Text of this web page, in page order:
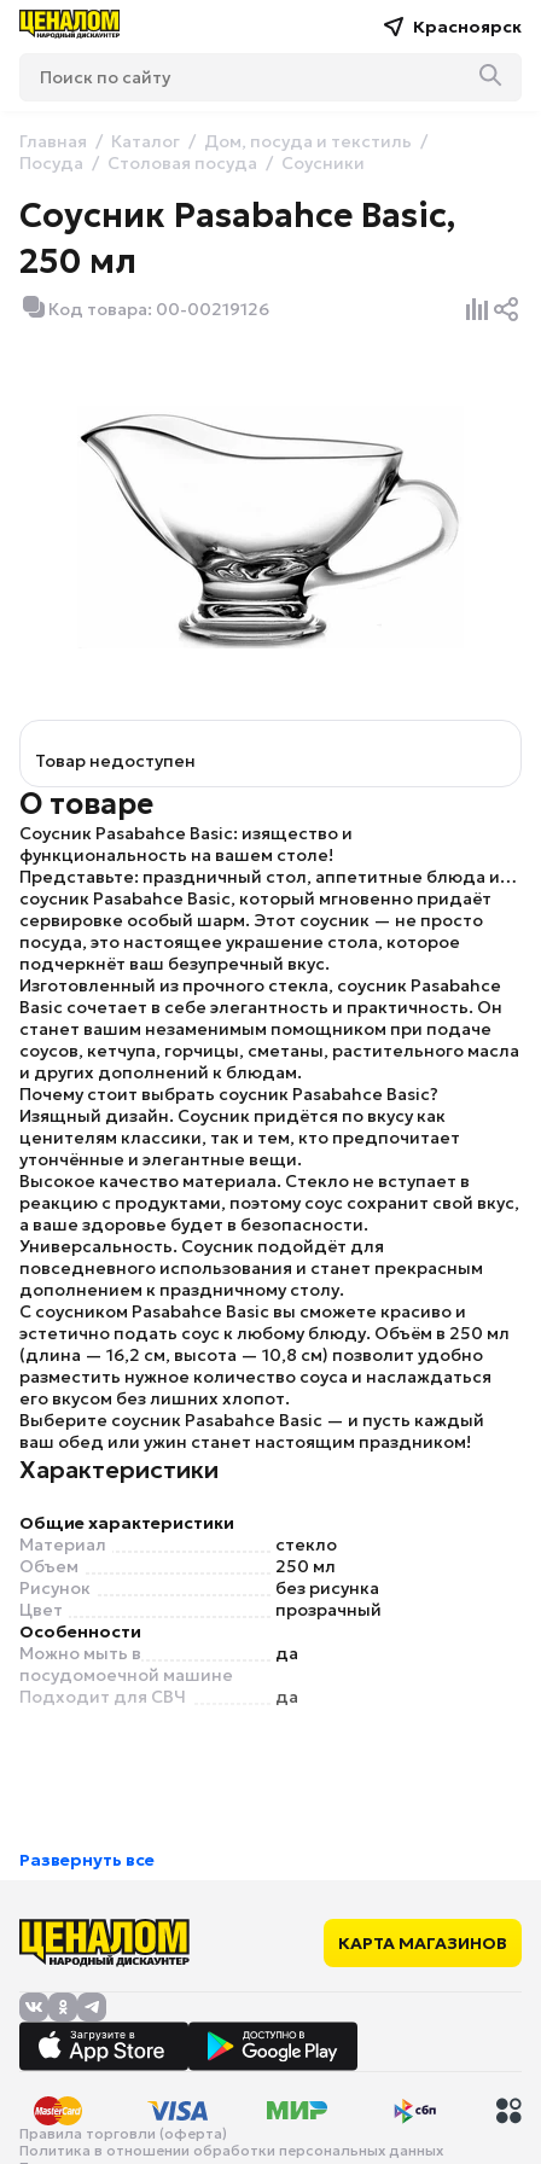
Красноярск
Главная Каталог
Дом, посуда и текстиль
Посуда
Столовая посуда Соусники
Соусник Pasabahce Basic,
250 мл
Код товара: 00-00219126
Товар недоступен
О товаре
Соусник Pasabahce Basic: изящество и
функциональность на вашем столе!
Представьте: праздничный стол, аппетитные блюда и…
соусник Pasabahce Basic, который мгновенно придаёт
сервировке особый шарм. Этот соусник — не просто
посуда, это настоящее украшение стола, которое
подчеркнёт ваш безупречный вкус.
Изготовленный из прочного стекла, соусник Pasabahce
Basic сочетает в себе элегантность и практичность. Он
станет вашим незаменимым помощником при подаче
соусов, кетчупа, горчицы, сметаны, растительного масла
и других дополнений к блюдам.
Почему стоит выбрать соусник Pasabahce Basic?
Изящный дизайн. Соусник придётся по вкусу как
ценителям классики, так и тем, кто предпочитает
утончённые и элегантные вещи.
Высокое качество материала. Стекло не вступает в
реакцию с продуктами, поэтому соус сохранит свой вкус,
а ваше здоровье будет в безопасности.
Универсальность. Соусник подойдёт для
повседневного использования и станет прекрасным
дополнением к праздничному столу.
С соусником Pasabahce Basic вы сможете красиво и
эстетично подать соус к любому блюду. Объём в 250 мл
(длина — 16,2 см, высота — 10,8 см) позволит удобно
разместить нужное количество соуса и наслаждаться
его вкусом без лишних хлопот.
Выберите соусник Pasabahce Basic — и пусть каждый
ваш обед или ужин станет настоящим праздником!
Характеристики
Общие характеристики
Материал
стекло
Объем
250 мл
Рисунок
без рисунка
Цвет
прозрачный
Особенности
Можно мыть в
посудомоечной машине
да
Подходит для СВЧ
да
Развернуть все
КАРТА МАГАЗИНОВ
Правила торговли (оферта)
Политика в отношении обработки персональных данных